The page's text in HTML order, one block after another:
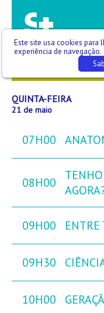
QUINTA-FEIRA
21 de maio
07H00
08H00
09H00
09H30
10H00
Este site usa cookies para
experiência de navegação.